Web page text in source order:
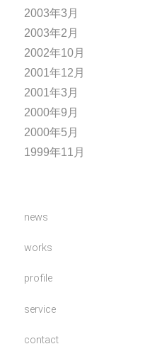
2003年3月
2003年2月
2002年10月
2001年12月
2001年3月
2000年9月
2000年5月
1999年11月
news
works
profile
service
contact